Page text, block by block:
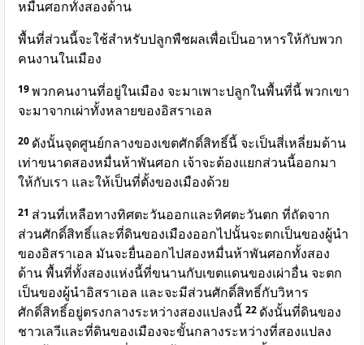
หมื่นศอกทั้งสองด้าน
พื้นที่ส่วนนี้จะใช้สำหรับปลูกพืชผลเพื่อเป็นอาหารให้กับพวก
คนงานในเมือง
19พวกคนงานที่อยู่ในเมือง จะมาเพาะปลูกในพื้นที่นี้ พวกเขา
จะมาจากเผ่าทั้งหลายของอิสราเอล
20 ดังนั้นจุดศูนย์กลางของเขตศักดิ์สิทธิ์นี้ จะเป็นสี่เหลี่ยมด้าน
เท่าขนาดสองหมื่นห้าพันศอก เจ้าจะต้องแยกส่วนนี้ออกมา
ให้กับเรา และให้เป็นที่ตั้งของเมืองด้วย
21 ส่วนที่เหลือทางทิศตะวันออกและทิศตะวันตก ที่ถัดจาก
ส่วนศักดิ์สิทธิ์และที่ดินของเมืองออกไปนั้นจะตกเป็นของผู้นำ
ของอิสราเอล มันจะยื่นออกไปสองหมื่นห้าพันศอกทั้งสอง
ด้าน พื้นที่ทั้งสองแห่งนี้ที่ขนานกับเขตแดนของเผ่าอื่น จะตก
เป็นของผู้นำอิสราเอล และจะมีส่วนศักดิ์สิทธิ์กับวิหาร
ศักดิ์สิทธิ์อยู่ตรงกลางระหว่างสองแปลงนี้ 22 ดังนั้นที่ดินของ
ชาวเลวีและที่ดินของเมืองจะขั้นกลางระหว่างที่สองแปลง